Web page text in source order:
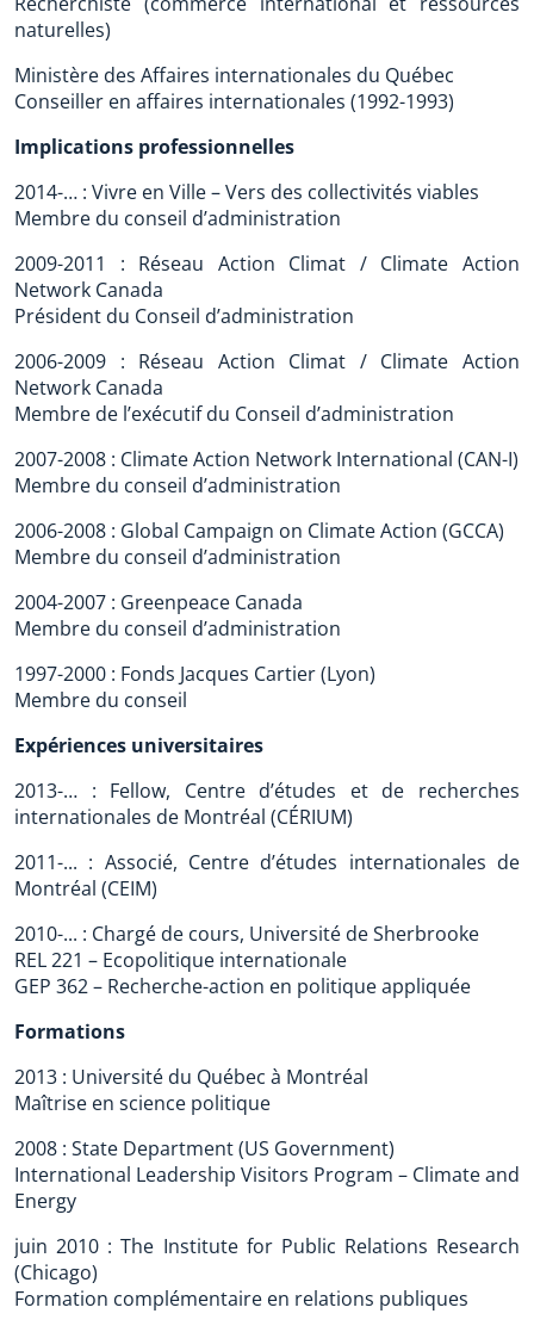
naturelles)
Ministère des Affaires internationales du Québec
Conseiller en affaires internationales (1992-1993)
Implications professionnelles
2014-… : Vivre en Ville – Vers des collectivités viables
Membre du conseil d’administration
2009-2011 : Réseau Action Climat / Climate Action
Network Canada
Président du Conseil d’administration
2006-2009 : Réseau Action Climat / Climate Action
Network Canada
Membre de l’exécutif du Conseil d’administration
2007-2008 : Climate Action Network International (CAN-I)
Membre du conseil d’administration
2006-2008 : Global Campaign on Climate Action (GCCA)
Membre du conseil d’administration
2004-2007 : Greenpeace Canada
Membre du conseil d’administration
1997-2000 : Fonds Jacques Cartier (Lyon)
Membre du conseil
Expériences universitaires
2013-… : Fellow, Centre d’études et de recherches
internationales de Montréal (CÉRIUM)
2011-... : Associé, Centre d’études internationales de
Montréal (CEIM)
2010-... : Chargé de cours, Université de Sherbrooke
REL 221 – Ecopolitique internationale
GEP 362 – Recherche-action en politique appliquée
Formations
2013 : Université du Québec à Montréal
Maîtrise en science politique
2008 : State Department (US Government)
International Leadership Visitors Program – Climate and
Energy
juin 2010 : The Institute for Public Relations Research
(Chicago)
Formation complémentaire en relations publiques